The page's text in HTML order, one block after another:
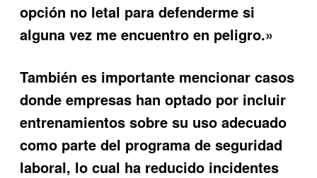
opción no letal para defenderme si
alguna vez me encuentro en peligro.»
También es importante mencionar casos
donde empresas han optado por incluir
entrenamientos sobre su uso adecuado
como parte del programa de seguridad
laboral, lo cual ha reducido incidentes